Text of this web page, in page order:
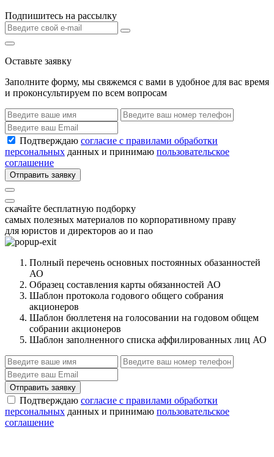
Подпишитесь на рассылку
Оставьте заявку
Заполните форму, мы свяжемся с вами в удобное для вас время
и проконсультируем по всем вопросам
Подтверждаю согласие с правилами обработки
персональных данных и принимаю пользовательское
соглашение
Отправить заявку
скачайте бесплатную подборку
самых полезных материалов по корпоративному праву
для юристов и директоров ао и пао
Полный перечень основных постоянных обазанностей
АО
Образец составления карты обязанностей АО
Шаблон протокола годового общего собрания
акционеров
Шаблон бюллетеня на голосовании на годовом общем
собрании акционеров
Шаблон заполненного списка аффилированных лиц АО
Отправить заявку
Подтверждаю согласие с правилами обработки
персональных данных и принимаю пользовательское
соглашение